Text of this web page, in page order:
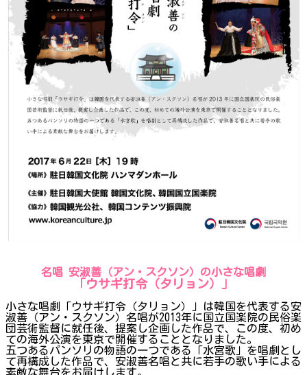
名唱 安淑善（アン・スクソン）の小さな唱劇
「ウサギ打令（タリョン）」
小さな唱劇「ウサギ打令（タリョン）」は韓国を代表する安
淑善（アン・スクソン）名唱が2013年に国立国楽院の民俗楽
団芸術監督に就任後、提案し企画した作品で、この度、初め
ての海外公演を東京で開催することとなりました。
五つあるパンソリの物語の一つである「水宮歌」を唱劇とし
て再構成した作品で、安淑善名唱と共に若手の歌い手による
素敵な舞台をお届けします。